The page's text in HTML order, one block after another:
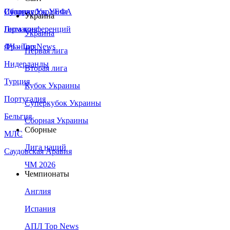
Сборная Украины
Италия
Германия
Франция
Нидерланды
Турция
Португалия
Бельгия
МЛС
Саудовская Аравия
Суперкубок УЕФА
Лига конференций
ЛЧ - Top News
Украина
Украина
Первая лига
Вторая лига
Кубок Украины
Суперкубок Украины
Сборная Украины
Сборные
Лига наций
ЧМ 2026
Чемпионаты
Англия
Испания
АПЛ Top News